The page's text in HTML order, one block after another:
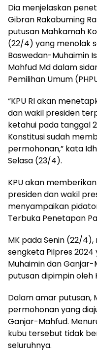
Dia menjelaskan
Gibran Rakabuming
putusan Mahkamah
(22/4) yang menolak
Baswedan-Muhaimin
Mahfud Md dalam
Pemilihan Umum
“KPU RI akan
dan wakil presiden
ketahui pada tanggal
Konstitusi sudah
permohonan,” kata
Selasa (23/4).
KPU akan
presiden dan wakil
menyampaikan
Terbuka Penetapan
MK pada Senin (22/
sengketa Pilpres 2024
Muhaimin dan
putusan dipimpin oleh
Dalam amar putusan,
permohonan yang
Ganjar-Mahfud.
kubu tersebut tidak
seluruhnya.